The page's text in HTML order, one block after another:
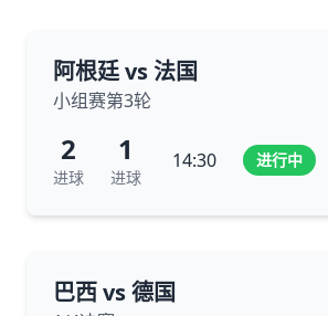
阿根廷 vs 法国
小组赛第3轮
2
进球
1
进球
14:30 进行中
巴西 vs 德国